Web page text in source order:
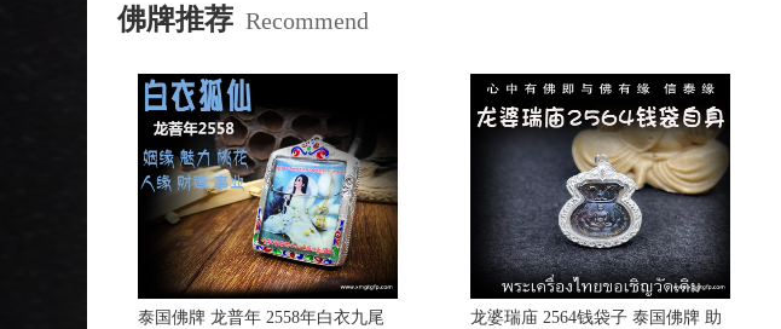
佛牌推荐 Recommend
泰国佛牌 龙普年 2558年白衣九尾
龙婆瑞庙 2564钱袋子 泰国佛牌 助